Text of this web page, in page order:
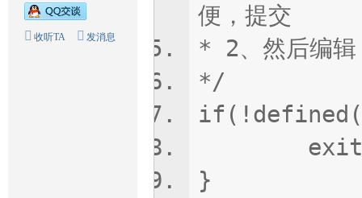
收听TA 发消息
便，提交
* 2、然后编
*/
}